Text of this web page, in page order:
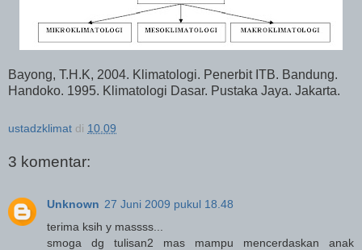
Bayong, T.H.K, 2004. Klimatologi. Penerbit ITB. Bandung.
Handoko. 1995. Klimatologi Dasar. Pustaka Jaya. Jakarta.
ustadzklimat di 10.09
3 komentar:
Unknown 27 Juni 2009 pukul 18.48
terima ksih y massss...
smoga dg tulisan2 mas mampu mencerdaskan anak